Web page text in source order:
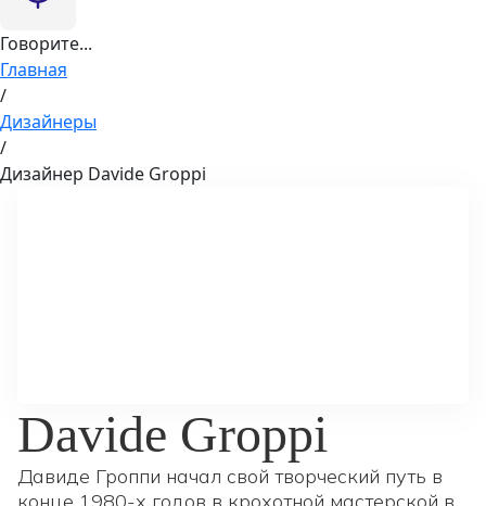
Говорите...
Главная
/
Дизайнеры
/
Дизайнер Davide Groppi
Davide Groppi
Давиде Гроппи начал свой творческий путь в